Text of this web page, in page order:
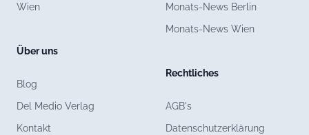
Wien
Über uns
Blog
Del Medio Verlag
Kontakt
Monats-News Berlin
Monats-News Wien
Rechtliches
AGB's
Datenschutzerklärung